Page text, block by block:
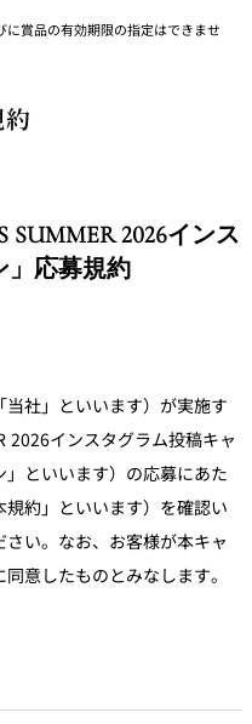
賞品の有効期限の指定はできませ
SUMMER 2026インス
」応募規約
社」といいます）が実施す
2026インスタグラム投稿キャ
といいます）の応募にあた
約」といいます）を確認い
い。なお、お客様が本キャ
意したものとみなします。